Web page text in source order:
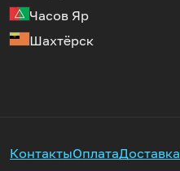
Часов Яр
Шахтёрск
КонтактыОплатаДоставка